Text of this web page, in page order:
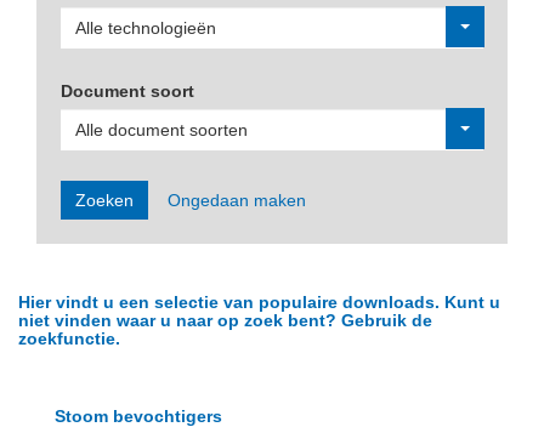
Alle technologieën
Document soort
Alle document soorten
Zoeken Ongedaan maken
Hier vindt u een selectie van populaire downloads. Kunt u
niet vinden waar u naar op zoek bent? Gebruik de
zoekfunctie.
Stoom bevochtigers